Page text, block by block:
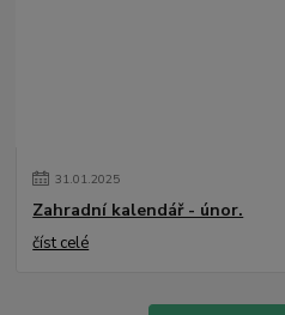
31.01.2025
Zahradní kalendář - únor.
číst celé